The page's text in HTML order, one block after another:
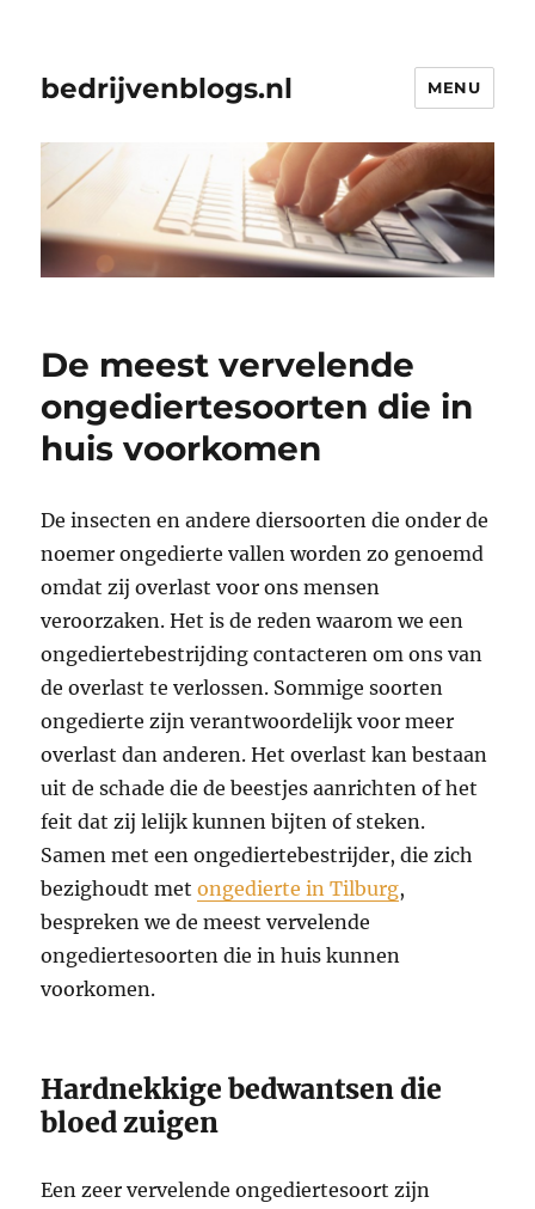
bedrijvenblogs.nl MENU
De meest vervelende
ongediertesoorten die in
huis voorkomen
De insecten en andere diersoorten die onder de
noemer ongedierte vallen worden zo genoemd
omdat zij overlast voor ons mensen
veroorzaken. Het is de reden waarom we een
ongediertebestrijding contacteren om ons van
de overlast te verlossen. Sommige soorten
ongedierte zijn verantwoordelijk voor meer
overlast dan anderen. Het overlast kan bestaan
uit de schade die de beestjes aanrichten of het
feit dat zij lelijk kunnen bijten of steken.
Samen met een ongediertebestrijder, die zich
bezighoudt metongedierte in Tilburg,
bespreken we de meest vervelende
ongediertesoorten die in huis kunnen
voorkomen.
Hardnekkige bedwantsen die
bloed zuigen
Een zeer vervelende ongediertesoort zijn